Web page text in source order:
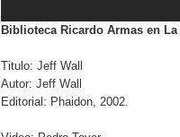
Biblioteca Ricardo Armas en La
Titulo: Jeff Wall
Autor: Jeff Wall
Editorial: Phaidon, 2002.